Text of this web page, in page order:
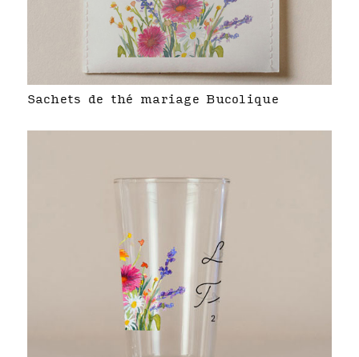
Sachets de thé mariage Bucolique